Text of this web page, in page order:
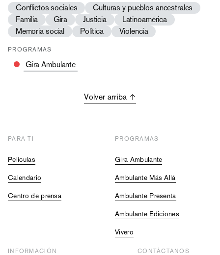
Conflictos sociales
Culturas y pueblos ancestrales
Familia
Gira Justicia
Latinoamérica
Memoria social
Política Violencia
PROGRAMAS
Gira Ambulante
Volver arriba
PARA TI
Películas
Calendario
Centro de prensa
PROGRAMAS
Gira Ambulante
Ambulante Más Allá
Ambulante Presenta
Ambulante Ediciones
Vivero
INFORMACIÓN CONTÁCTANOS